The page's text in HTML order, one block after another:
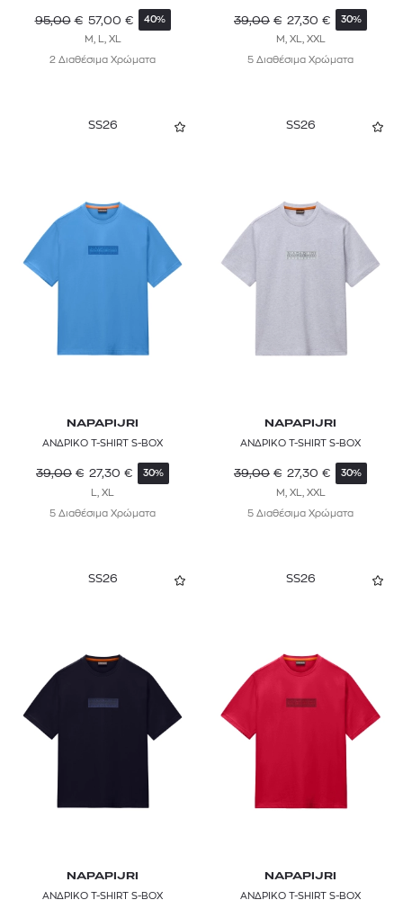
95,00 € 57,00 € 40%
M, L, XL
2 Διαθέσιμα Χρώματα
39,00 € 27,30 € 30%
M, XL, XXL
5 Διαθέσιμα Χρώματα
SS26
NAPAPIJRI
ΑΝΔΡΙΚΟ T-SHIRT S-BOX
39,00 € 27,30 € 30%
L, XL
5 Διαθέσιμα Χρώματα
SS26
NAPAPIJRI
ΑΝΔΡΙΚΟ T-SHIRT S-BOX
39,00 € 27,30 € 30%
M, XL, XXL
5 Διαθέσιμα Χρώματα
SS26
NAPAPIJRI
ΑΝΔΡΙΚΟ T-SHIRT S-BOX
SS26
NAPAPIJRI
ΑΝΔΡΙΚΟ T-SHIRT S-BOX